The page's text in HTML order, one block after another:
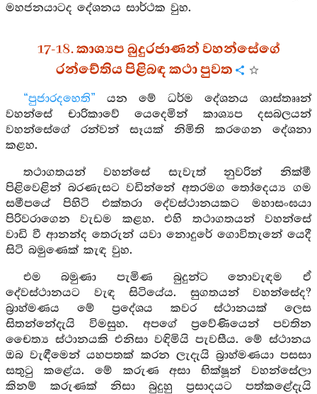
මහජනයාටද දේශනය සාර්ථක වුහ.
17-18. කාශ්‍යප බුදුරජාණන් වහන්සේගේ
රන්චේතිය පිළිබඳ කථා පුවත
“පුජාරදහෙති” යන මේ ධර්ම දේශනය ශාස්තෲන්
වහන්සේ චාරිකාවේ යෙදෙමින් කාශ්‍යප දසබලයන්
වහන්සේගේ රන්වන් සෑයක් නිමිති කරගෙන දේශනා
කළහ.
තථාගතයන් වහන්සේ සැවැත් නුවරින් නික්මී
පිළිවෙළින් බරණැසට වඩින්නේ අතරමග තෝදෙය්‍ය ගම
සමීපයේ පිහිටි එක්තරා දේවස්ථානයකට මහාසංඝයා
පිරිවරාගෙන වැඩම කළහ. එහි තථාගතයන් වහන්සේ
වාඩි වී ආනන්ද තෙරුන් යවා නොදුරේ ගොවිතැනේ යෙදී
සිටි බමුණෙක් කැඳ වුහ.
එම බමුණා පැමිණ බුදුන්ට නොවැඳම ඒ
දේවස්ථානයට වැඳ සිටියේය. සුගතයන් වහන්සේද?
බ්‍රාහ්මණය මේ ප්‍රදේශය කවර ස්ථානයක් ලෙස
සිතන්නේදැයි විමසුහ. අපගේ ප්‍රවේණියෙන් පවතින
චෛත්‍ය ස්ථානයකි එනිසා වඳිමියි පැවසීය. මේ ස්ථානය
ඔබ වැඳීමෙන් යහපතක් කරන ලැදැයි බ්‍රාහ්මණයා පසසා
සතුටු කළේය. මේ කරුණ අසා භික්ෂූන් වහන්සේලා
කිනම් කරුණක් නිසා බුදුහු ප්‍රසාදයට පත්කළේදැයි